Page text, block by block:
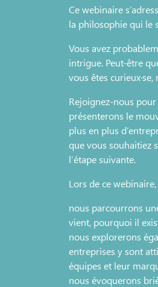
Ce webinaire
la philosophie qui le
Vous avez
intrigue. Peut‑être
vous êtes
Rejoignez‑nous
présenterons le
plus en plus
que vous souhaitiez
l’étape suivante.
Lors de ce webinaire,
nous parcourrons
vient, pourquoi il
nous explorerons
entreprises y sont
équipes et leur
nous évoquerons